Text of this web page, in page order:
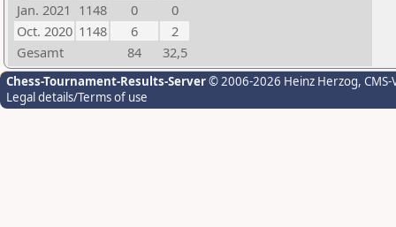
Jan. 2021 1148 0
0
Oct. 2020 1148 6
2
Gesamt
84 32,5
Chess-Tournament-Results-Server© 2006-2026 Heinz Herzog,
Legal details/Terms of use